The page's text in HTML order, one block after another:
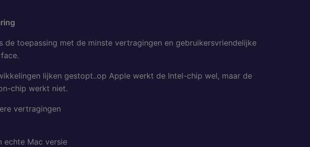
de toepassing met de minste vertragingen en gebruikersvriendelijke
lijken gestopt..op Apple werkt de Intel-chip wel, maar de
chip werkt niet.
vertragingen
echte Mac versie